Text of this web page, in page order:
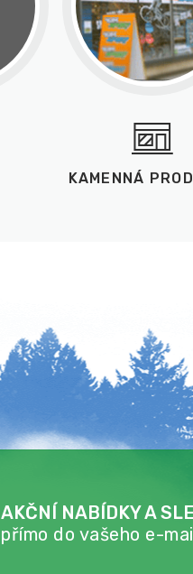
KAMENNÁ
AKČNÍ NABÍDKY A
přímo do vašeho e-